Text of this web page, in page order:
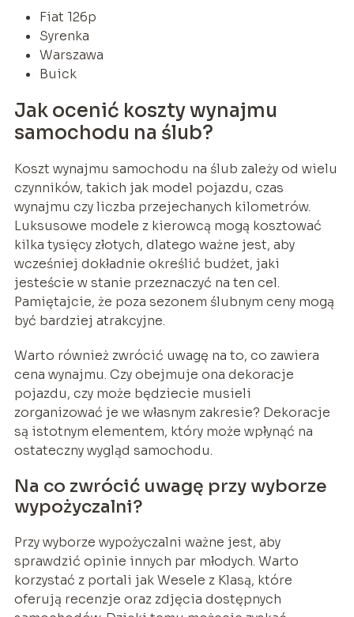
Fiat 126p
Syrenka
Warszawa
Buick
Jak ocenić koszty wynajmu
samochodu na ślub?
Koszt wynajmu samochodu na ślub zależy od wielu
czynników, takich jak model pojazdu, czas
wynajmu czy liczba przejechanych kilometrów.
Luksusowe modele z kierowcą mogą kosztować
kilka tysięcy złotych, dlatego ważne jest, aby
wcześniej dokładnie określić budżet, jaki
jesteście w stanie przeznaczyć na ten cel.
Pamiętajcie, że poza sezonem ślubnym ceny mogą
być bardziej atrakcyjne.
Warto również zwrócić uwagę na to, co zawiera
cena wynajmu. Czy obejmuje ona dekoracje
pojazdu, czy może będziecie musieli
zorganizować je we własnym zakresie? Dekoracje
są istotnym elementem, który może wpłynąć na
ostateczny wygląd samochodu.
Na co zwrócić uwagę przy wyborze
wypożyczalni?
Przy wyborze wypożyczalni ważne jest, aby
sprawdzić opinie innych par młodych. Warto
korzystać z portali jak Wesele z Klasą, które
oferują recenzje oraz zdjęcia dostępnych